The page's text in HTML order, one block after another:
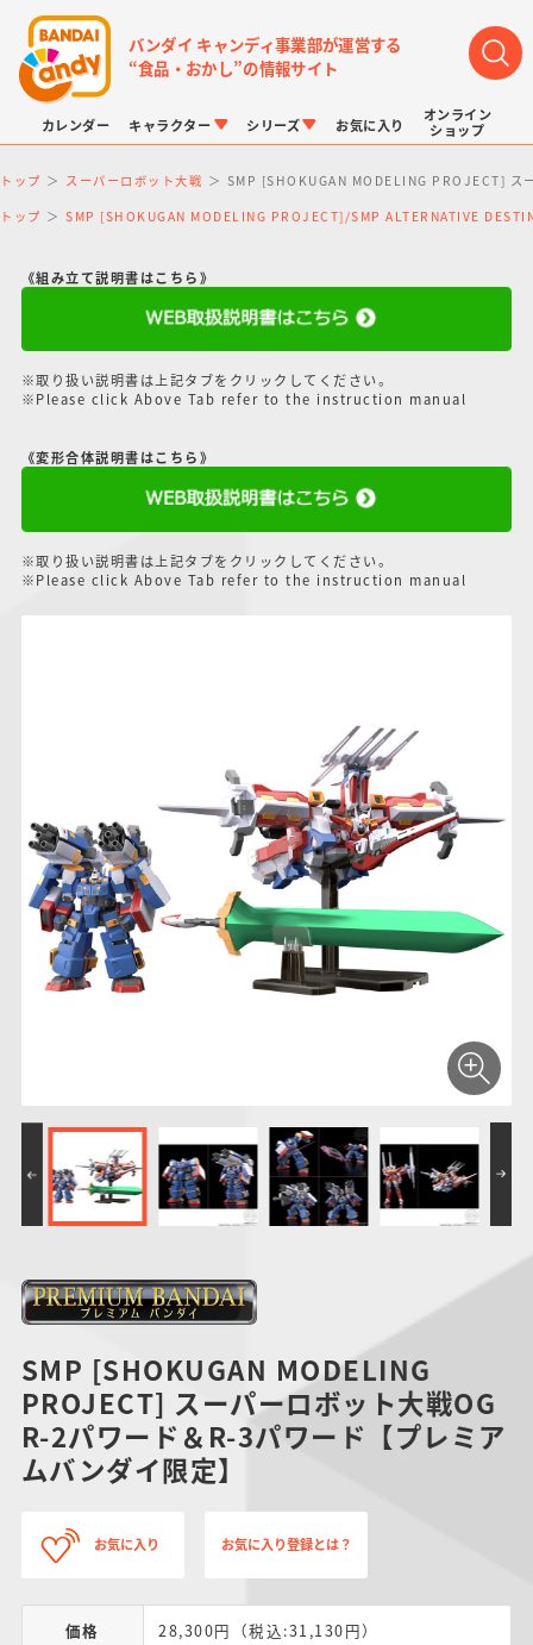
バンダイ キャンディ事業部が運営する
“食品・おかし”の情報サイト
カレンダー キャラクター
LINK TRAVELERS
仮面ライダーシリー
ズ
プリキュアシリーズ
ガンダムシリーズ
ポケットモンスター
ドラゴンボール
サンリオキャラクタ
ーズ
シリーズ
チョコボックス
キャラパキ
チョコサプ
にふぉるめーしょん
＆スクエアシール
SMPシリーズ
ポケモンキッズ
ポケモンスケールワ
キャラデコ
お気に入り
オンライン
ショップ
トップ スーパーロボット大戦 SMP [SHOKUGAN MODELING PROJECT] ス
トップ SMP [SHOKUGAN MODELING PROJECT]/SMP ALTERNATIVE
《組み立て説明書はこちら》
※取り扱い説明書は上記タブをクリックしてください。
※Please click Above Tab refer to the instruction manual
《変形合体説明書はこちら》
※取り扱い説明書は上記タブをクリックしてください。
※Please click Above Tab refer to the instruction manual
SMP [SHOKUGAN MODELING
PROJECT] スーパーロボット大戦OG
R-2パワード＆R-3パワード【プレミア
ムバンダイ限定】
お気に入り お気に入り登録とは？
価格 28,300円（税込:31,130円）